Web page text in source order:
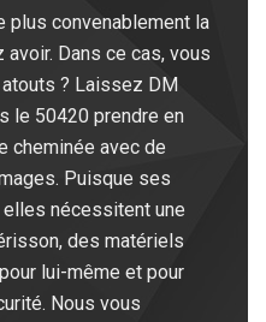
plus convenablement la
Dans ce cas, vous
? Laissez DM
le 50420 prendre en
cheminée avec de
Puisque ses
nécessitent une
des matériels
lui-même et pour
Nous vous